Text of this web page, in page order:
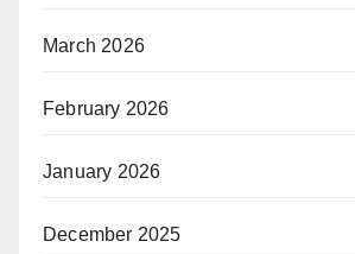
March 2026
February 2026
January 2026
December 2025